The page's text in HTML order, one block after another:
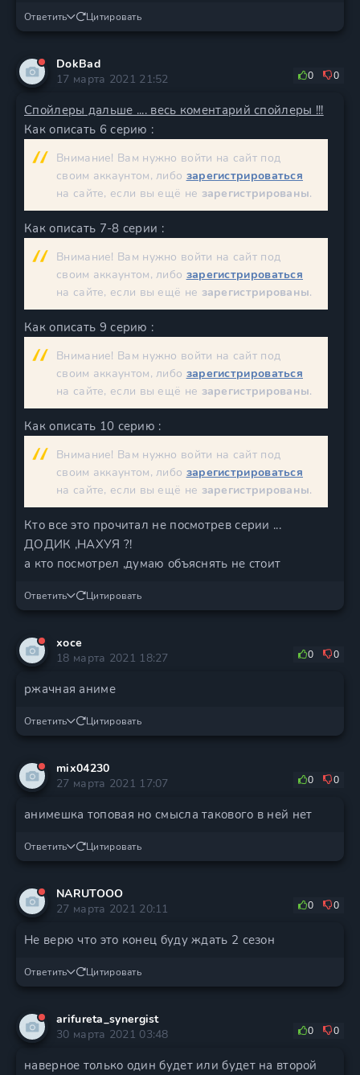
Ответить Цитировать
DokBad
17 марта 2021 21:52
0 0
Спойлеры дальше .... весь коментарий спойлеры !!!
Как описать 6 серию :
Внимание! Вам нужно войти на сайт под
своим аккаунтом, либо зарегистрироваться
на сайте, если вы ещё не зарегистрированы.
Как описать 7-8 серии :
Внимание! Вам нужно войти на сайт под
своим аккаунтом, либо зарегистрироваться
на сайте, если вы ещё не зарегистрированы.
Как описать 9 серию :
Внимание! Вам нужно войти на сайт под
своим аккаунтом, либо зарегистрироваться
на сайте, если вы ещё не зарегистрированы.
Как описать 10 серию :
Внимание! Вам нужно войти на сайт под
своим аккаунтом, либо зарегистрироваться
на сайте, если вы ещё не зарегистрированы.
Кто все это прочитал не посмотрев серии ...
ДОДИК ,НАХУЯ ?!
а кто посмотрел ,думаю объяснять не стоит
Ответить Цитировать
хосе
18 марта 2021 18:27
0 0
ржачная аниме
Ответить Цитировать
mix04230
27 марта 2021 17:07
0 0
анимешка топовая но смысла такового в ней нет
Ответить Цитировать
NARUTOOO
27 марта 2021 20:11
0 0
Не верю что это конец буду ждать 2 сезон
Ответить Цитировать
arifureta_synergist
30 марта 2021 03:48
0 0
наверное только один будет или будет на второй